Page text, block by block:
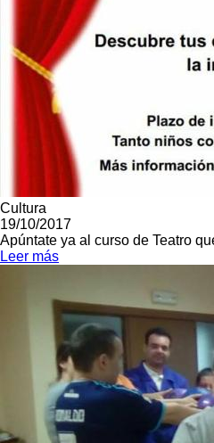
Cultura
19/10/2017
Apúntate ya al curso de Teatro
Leer más